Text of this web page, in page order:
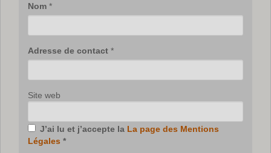
Nom *
Adresse de contact *
Site web
J’ai lu et j’accepte la La page des Mentions
Légales *